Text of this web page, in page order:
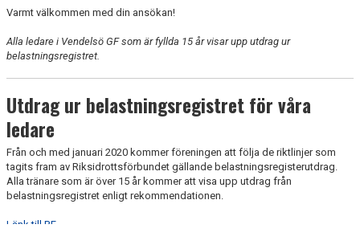
Varmt välkommen med din ansökan!
Alla ledare i Vendelsö GF som är fyllda 15 år visar upp utdrag ur
belastningsregistret.
Utdrag ur belastningsregistret för våra
ledare
Från och med januari 2020 kommer föreningen att följa de riktlinjer som
tagits fram av Riksidrottsförbundet gällande belastningsregisterutdrag.
Alla tränare som är över 15 år kommer att visa upp utdrag från
belastningsregistret enligt rekommendationen.
Länk till RF